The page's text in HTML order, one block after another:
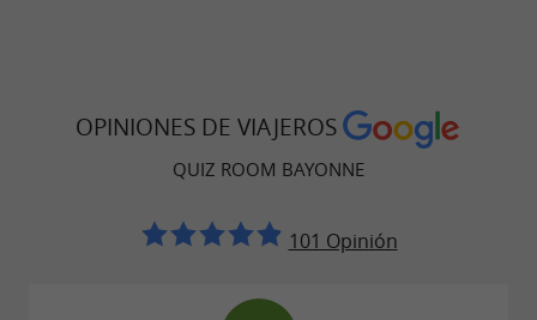
OPINIONES DE VIAJEROS
QUIZ ROOM BAYONNE
101 Opinión